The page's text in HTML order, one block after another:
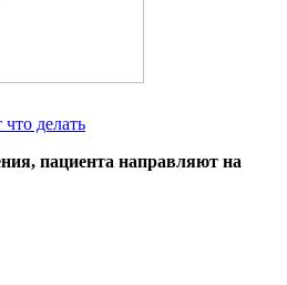
делать
пациента направляют на